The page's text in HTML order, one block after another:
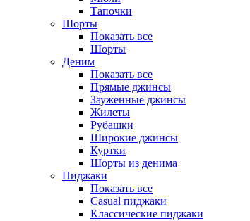
Тапочки
Шорты
Показать все
Шорты
Деним
Показать все
Прямые джинсы
Зауженные джинсы
Жилеты
Рубашки
Широкие джинсы
Куртки
Шорты из денима
Пиджаки
Показать все
Casual пиджаки
Классические пиджаки